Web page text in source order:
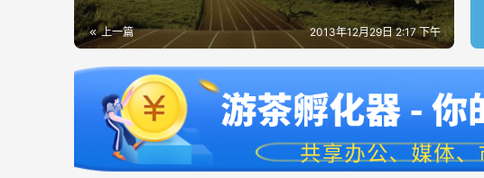
上一篇 2013年12月29日 2:17 下午